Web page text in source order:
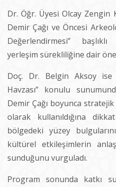
Dr. Öğr. Üyesi Olcay Zengin
Demir Çağı ve Öncesi
Değerlendirmesi”
yerleşim sürekliliğine dair
Doç. Dr. Belgin Aksoy ise
Havzası” konulu
Demir Çağı boyunca
olarak kullanıldığına
bölgedeki yüzey
kültürel etkileşimlerin
sunduğunu vurguladı.
Program sonunda katkı